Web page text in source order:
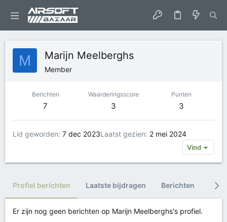
M Marijn Meelberghs
Member
Berichten
7
Waarderingsscore
3
Punten
3
Lid geworden 7 dec 2023Laatst gezien 2 mei 2024
Vind
Profiel berichten Laatste bijdragen Berichten
Er zijn nog geen berichten op Marijn Meelberghs's profiel.